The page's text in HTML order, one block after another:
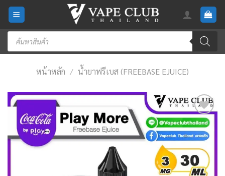
Skip
content
Products
search
หน้าหลัก / น้ำยาฟรีเบส (FREEBASE EJUICE)
Add
to
wishlist